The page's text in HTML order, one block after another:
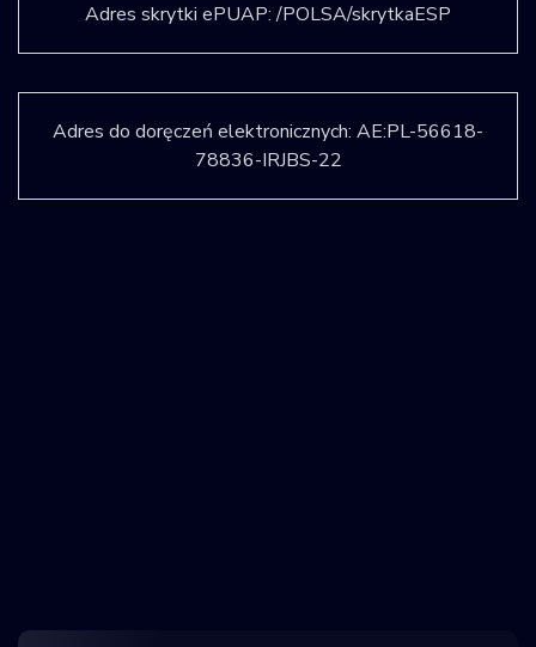
Adres skrytki ePUAP: /POLSA/skrytkaESP
Adres do doręczeń elektronicznych: AE:PL-56618-
78836-IRJBS-22